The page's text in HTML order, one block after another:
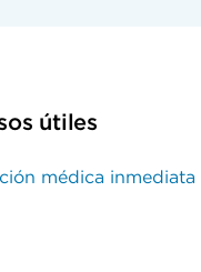
útiles
médica inmediata